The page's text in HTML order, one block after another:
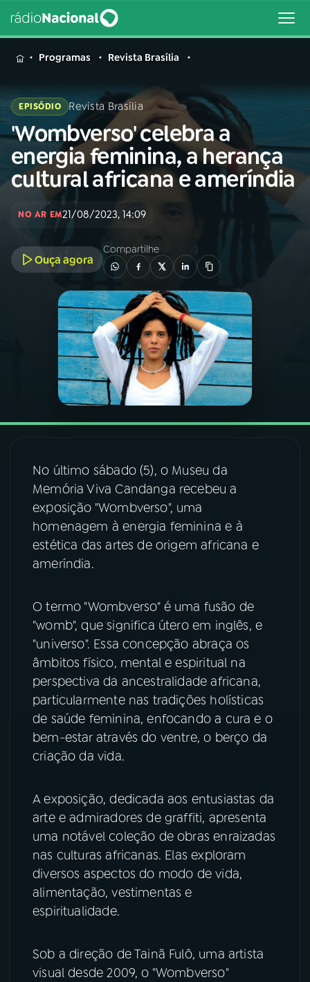
MENU
Buscar
na
Rádio
Nacional
Buscar
A RÁDIO
PROGRAMAÇÃO
PROGRAMAS
VIDEOCASTS
07ÚLTIMAS
08FESTIVAL DE MÚSICA
YouTube Facebook
Instagram X
TikTok
Programas Revista Brasília
EPISÓDIO Revista Brasília
'Wombverso' celebra a
energia feminina, a herança
cultural africana e ameríndia
NO AR EM21/08/2023, 14:09
Ouça agora
Compartilhe
No último sábado (5), o Museu da
Memória Viva Candanga recebeu a
exposição "Wombverso", uma
homenagem à energia feminina e à
estética das artes de origem africana e
ameríndia.
O termo "Wombverso" é uma fusão de
"womb", que significa útero em inglês, e
"universo". Essa concepção abraça os
âmbitos físico, mental e espiritual na
perspectiva da ancestralidade africana,
particularmente nas tradições holísticas
de saúde feminina, enfocando a cura e o
bem-estar através do ventre, o berço da
criação da vida.
A exposição, dedicada aos entusiastas da
arte e admiradores de graffiti, apresenta
uma notável coleção de obras enraizadas
nas culturas africanas. Elas exploram
diversos aspectos do modo de vida,
alimentação, vestimentas e
espiritualidade.
Sob a direção de Tainã Fulô, uma artista
visual desde 2009, o "Wombverso"